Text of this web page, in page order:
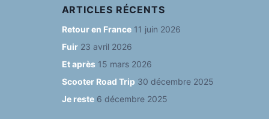
c
e
b
o
o
k
a
g
ra
m
e
s
y
T
e
ARTICLES RÉCENTS
Retour en France 11 juin 2026
Fuir 23 avril 2026
Et après 15 mars 2026
Scooter Road Trip 30 décembre 2025
Je reste 6 décembre 2025